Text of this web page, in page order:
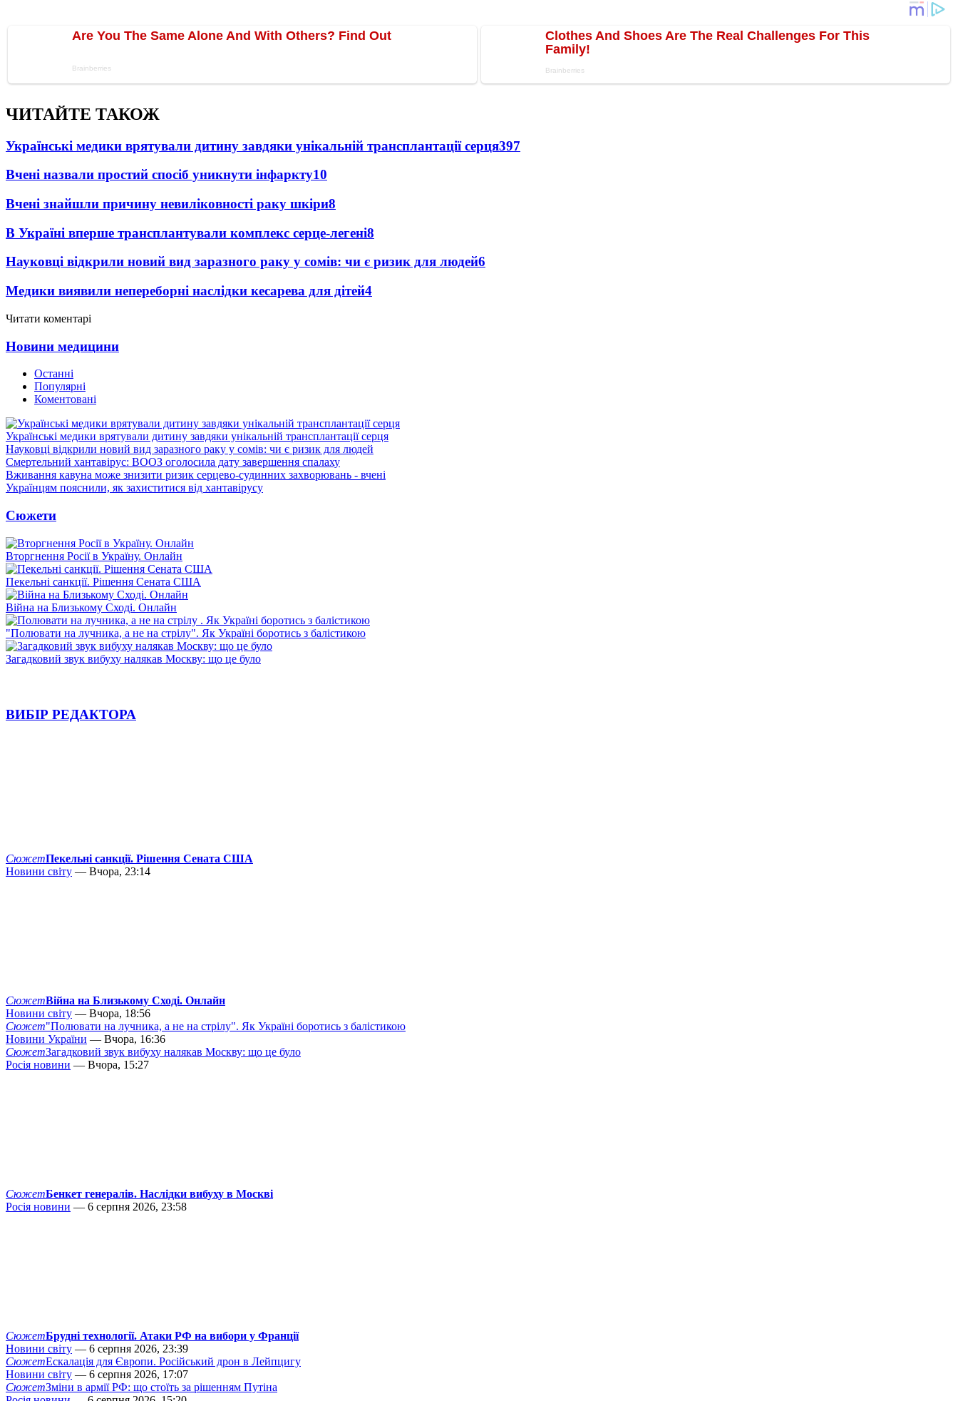
ЧИТАЙТЕ ТАКОЖ
Українські медики врятували дитину завдяки унікальній трансплантації серця397
Вчені назвали простий спосіб уникнути інфаркту10
Вчені знайшли причину невиліковності раку шкіри8
В Україні вперше трансплантували комплекс серце-легені8
Науковці відкрили новий вид заразного раку у сомів: чи є ризик для людей6
Медики виявили непереборні наслідки кесарева для дітей4
Читати коментарі
Новини медицини
Останні
Популярні
Коментовані
Українські медики врятували дитину завдяки унікальній трансплантації серця
Науковці відкрили новий вид заразного раку у сомів: чи є ризик для людей
Смертельний хантавірус: ВООЗ оголосила дату завершення спалаху
Вживання кавуна може знизити ризик серцево-судинних захворювань - вчені
Українцям пояснили, як захиститися від хантавірусу
Сюжети
Вторгнення Росії в Україну. Онлайн
Пекельні санкції. Рішення Сената США
Війна на Близькому Сході. Онлайн
"Полювати на лучника, а не на стрілу". Як Україні боротись з балістикою
Загадковий звук вибуху налякав Москву: що це було
ВИБІР РЕДАКТОРА
СюжетПекельні санкції. Рішення Сената США
Новини світу — Вчора, 23:14
СюжетВійна на Близькому Сході. Онлайн
Новини світу — Вчора, 18:56
Сюжет"Полювати на лучника, а не на стрілу". Як Україні боротись з балістикою
Новини України — Вчора, 16:36
СюжетЗагадковий звук вибуху налякав Москву: що це було
Росія новини — Вчора, 15:27
СюжетБенкет генералів. Наслідки вибуху в Москві
Росія новини — 6 серпня 2026, 23:58
СюжетБрудні технології. Атаки РФ на вибори у Франції
Новини світу — 6 серпня 2026, 23:39
СюжетЕскалація для Європи. Російський дрон в Лейпцигу
Новини світу — 6 серпня 2026, 17:07
СюжетЗміни в армії РФ: що стоїть за рішенням Путіна